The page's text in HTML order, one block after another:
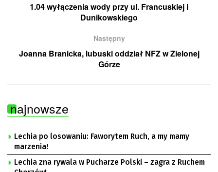
1.04 wyłączenia wody przy ul. Francuskiej i
Dunikowskiego
Następny
Joanna Branicka, lubuski oddział NFZ w Zielonej
Górze
najnowsze
Lechia po losowaniu: Faworytem Ruch, a my mamy
marzenia!
Lechia zna rywala w Pucharze Polski – zagra z Ruchem